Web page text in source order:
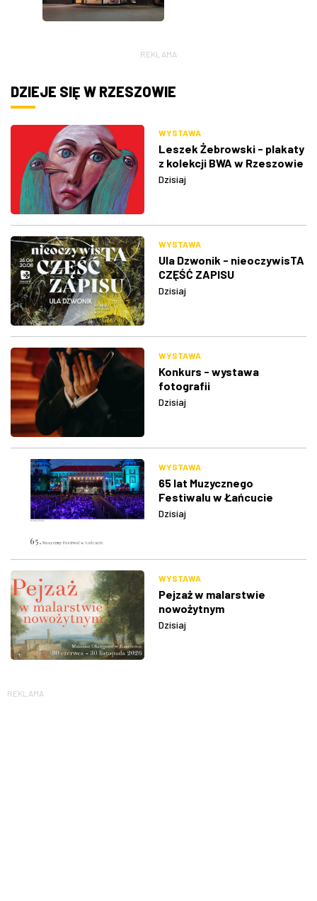
REKLAMA
DZIEJE SIĘ W RZESZOWIE
WYSTAWA
Leszek Żebrowski - plakaty
z kolekcji BWA w Rzeszowie
Dzisiaj
WYSTAWA
Ula Dzwonik - nieoczywisTA
CZĘŚĆ ZAPISU
Dzisiaj
WYSTAWA
Konkurs - wystawa
fotografii
Dzisiaj
WYSTAWA
65 lat Muzycznego
Festiwalu w Łańcucie
Dzisiaj
WYSTAWA
Pejzaż w malarstwie
nowożytnym
Dzisiaj
REKLAMA